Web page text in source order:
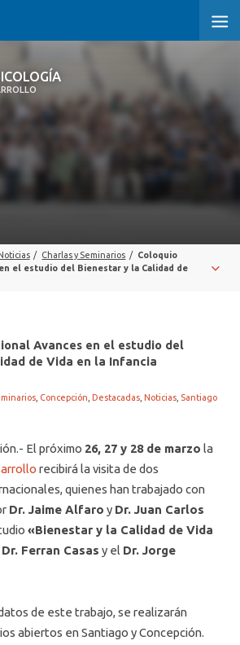
CONTINUA
INTEGRAL
/ Charlas y Seminarios /
Coloquio
el estudio del Bienestar y la Calidad de
Avances en el estudio del
de Vida en la Infancia
Concepción Destacadas Noticias Santiago
El próximo 26, 27 y 28 de marzo la
recibirá la visita de dos
quienes han trabajado con
Dr. Jaime Alfaro y Dr. Juan Carlos
«Bienestar y la Calidad de Vida
Dr. Ferran Casas y el Dr. Jorge
de este trabajo, se realizarán
abiertos en Santiago y Concepción.